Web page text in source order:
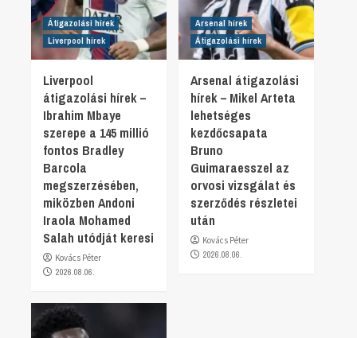
Átigazolási hírek
Liverpool hírek
Liverpool
átigazolási hírek –
Ibrahim Mbaye
szerepe a 145 millió
fontos Bradley
Barcola
megszerzésében,
miközben Andoni
Iraola Mohamed
Salah utódját keresi
Kovács Péter
2026.08.06.
Arsenal hírek
Átigazolási hírek
Arsenal átigazolási
hírek – Mikel Arteta
lehetséges
kezdőcsapata
Bruno
Guimaraesszel az
orvosi vizsgálat és
szerződés részletei
után
Kovács Péter
2026.08.06.